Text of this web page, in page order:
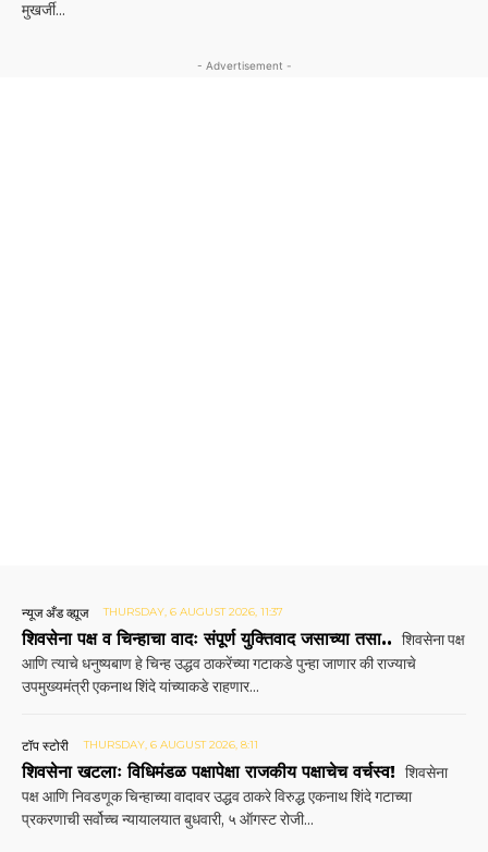
मुखर्जी...
- Advertisement -
न्यूज अँड व्ह्यूज THURSDAY, 6 AUGUST 2026, 11:37
शिवसेना पक्ष व चिन्हाचा वादः संपूर्ण युक्तिवाद जसाच्या तसा.. शिवसेना पक्ष
आणि त्याचे धनुष्यबाण हे चिन्ह उद्धव ठाकरेंच्या गटाकडे पुन्हा जाणार की राज्याचे
उपमुख्यमंत्री एकनाथ शिंदे यांच्याकडे राहणार...
टॉप स्टोरी THURSDAY, 6 AUGUST 2026, 8:11
शिवसेना खटलाः विधिमंडळ पक्षापेक्षा राजकीय पक्षाचेच वर्चस्व! शिवसेना
पक्ष आणि निवडणूक चिन्हाच्या वादावर उद्धव ठाकरे विरुद्ध एकनाथ शिंदे गटाच्या
प्रकरणाची सर्वोच्च न्यायालयात बुधवारी, ५ ऑगस्ट रोजी...